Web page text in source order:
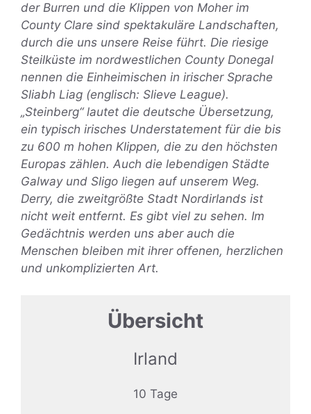
der Burren und die Klippen von Moher im
County Clare sind spektakuläre Landschaften,
durch die uns unsere Reise führt. Die riesige
Steilküste im nordwestlichen County Donegal
nennen die Einheimischen in irischer Sprache
Sliabh Liag (englisch: Slieve League).
„Steinberg“ lautet die deutsche Übersetzung,
ein typisch irisches Understatement für die bis
zu 600 m hohen Klippen, die zu den höchsten
Europas zählen. Auch die lebendigen Städte
Galway und Sligo liegen auf unserem Weg.
Derry, die zweitgrößte Stadt Nordirlands ist
nicht weit entfernt. Es gibt viel zu sehen. Im
Gedächtnis werden uns aber auch die
Menschen bleiben mit ihrer offenen, herzlichen
und unkomplizierten Art.
Übersicht
Irland
10 Tage